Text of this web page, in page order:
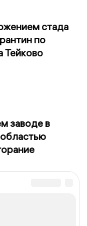
стада
по
Тейково
заводе в